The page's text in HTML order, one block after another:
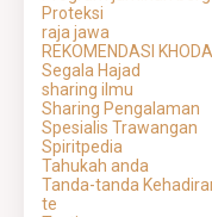
Proteksi
raja jawa
REKOMENDASI
Segala Hajad
sharing ilmu
Sharing Pengalaman
Spesialis Trawangan
Spiritpedia
Tahukah anda
Tanda-tanda
te